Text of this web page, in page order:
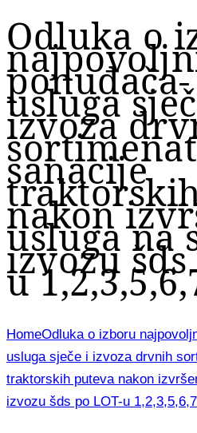
Odluka o
usluga
izvoza
sanacije
nakon
usluga na
izvozu šds
u
HomeOdluka o izboru
usluga sječe i izvoza drvnih
traktorskih puteva nakon
izvozu šds po LOT-u 1,2,3,5,6,7